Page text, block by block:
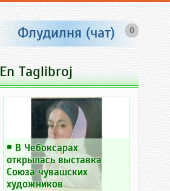
0
Флудилня (чат)
En Taglibroj
￭ В Чебоксарах
открылась выставка
Союза чувашских
художников